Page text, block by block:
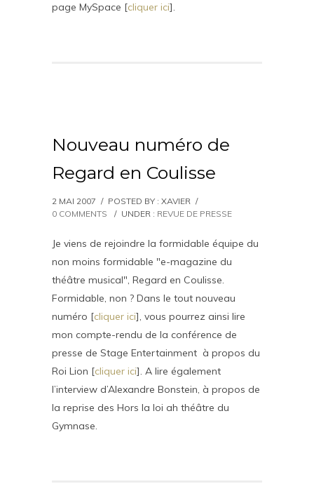
page MySpace [cliquer ici].
Nouveau numéro de
Regard en Coulisse
2 MAI 2007 / POSTED BY : XAVIER /
0 COMMENTS
/ UNDER : REVUE DE PRESSE
Je viens de rejoindre la formidable équipe du
non moins formidable "e-magazine du
théâtre musical", Regard en Coulisse.
Formidable, non ? Dans le tout nouveau
numéro [cliquer ici], vous pourrez ainsi lire
mon compte-rendu de la conférence de
presse de Stage Entertainment à propos du
Roi Lion [cliquer ici]. A lire également
l’interview d’Alexandre Bonstein, à propos de
la reprise des Hors la loi ah théâtre du
Gymnase.